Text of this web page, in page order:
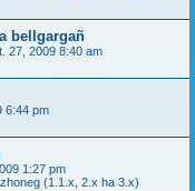
bellgargañ
27, 2009 8:40 am
6:44 pm
1:27 pm
(1.1.x, 2.x ha 3.x)